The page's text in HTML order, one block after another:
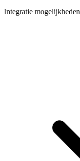
Integratie mogelijkheden